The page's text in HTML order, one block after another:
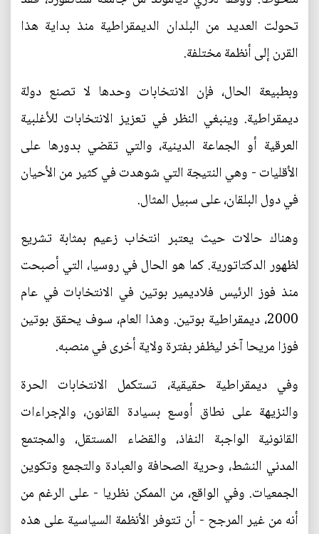
تحولت العديد من البلدان الديمقراطية منذ بداية هذا
القرن إلى أنظمة مختلفة.
وبطبيعة الحال، فإن الانتخابات وحدها لا تصنع دولة
ديمقراطية. وينبغي النظر في تعزيز الانتخابات للأغلبية
العرقية أو الجماعة الدينية، والتي تقضي بدورها على
الأقليات - وهي النتيجة التي شوهدت في كثير من الأحيان
في دول البلقان، على سبيل المثال.
وهناك حالات حيث يعتبر انتخاب زعيم بمثابة تشريع
لظهور الدكتاتورية. كما هو الحال في روسيا، التي أصبحت
منذ فوز الرئيس فلاديمير بوتين في الانتخابات في عام
2000، ديمقراطية بوتين. وهذا العام، سوف يحقق بوتين
فوزا مريحا آخر ليظفر بفترة ولاية أخرى في منصبه.
وفي ديمقراطية حقيقية، تستكمل الانتخابات الحرة
والنزيهة على نطاق أوسع بسيادة القانون، والإجراءات
القانونية الواجبة النفاذ، والقضاء المستقل، والمجتمع
المدني النشط، وحرية الصحافة والعبادة والتجمع وتكوين
الجمعيات. وفي الواقع، من الممكن نظريا - على الرغم من
أنه من غير المرجح - أن تتوفر الأنظمة السياسية على هذه